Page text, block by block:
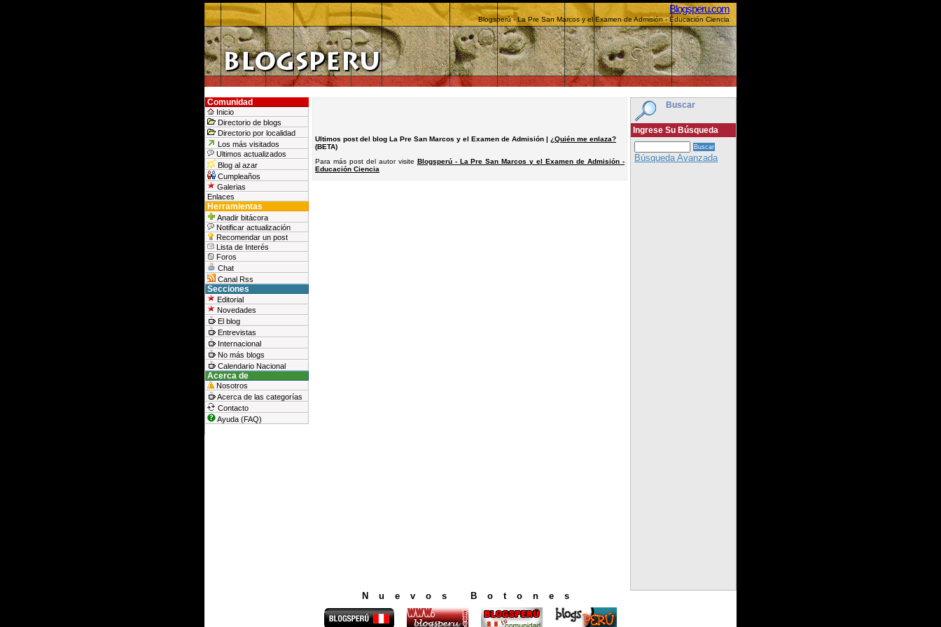
Blogsperu.com
Blogsperú - La Pre San Marcos y el Examen de Admisión - Educación Ciencia
Buscar
Ingrese Su Búsqueda
Búsqueda Avanzada
Comunidad
Inicio
Directorio de blogs
Directorio por localidad
Los más visitados
Ultimos actualizados
Blog al azar
Cumpleaños
Galerias
Enlaces
Herramientas
Anadir bitácora
Notificar actualización
Recomendar un post
Lista de Interés
Foros
Chat
Canal Rss
Secciones
Editorial
Novedades
El blog
Entrevistas
Internacional
No más blogs
Calendario Nacional
Acerca de
Nosotros
Acerca de las categorías
Contacto
Ayuda (FAQ)
Ultimos post del blog La Pre San Marcos y el Examen de Admisión | ¿Quién me enlaza?
(BETA)
Para más post del autor visite Blogsperú - La Pre San Marcos y el Examen de Admisión -
Educación Ciencia
Nuevos Botones